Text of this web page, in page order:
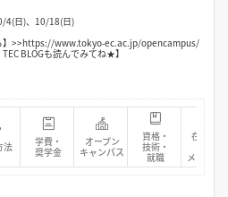
4(日)、10/18(日)
】>>https://www.tokyo-ec.ac.jp/opencampus/
BLOGも読んでみてね★】
法
学費・
奨学金
オープン
キャンパス
資格・
技術・
就職
在校生・
先輩
メッセー